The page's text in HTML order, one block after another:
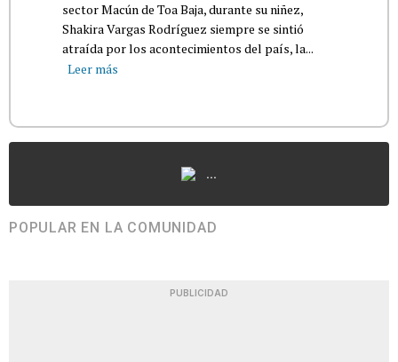
sector Macún de Toa Baja, durante su niñez,
Shakira Vargas Rodríguez siempre se sintió
atraída por los acontecimientos del país, la...
Leer más
...
POPULAR EN LA COMUNIDAD
PUBLICIDAD